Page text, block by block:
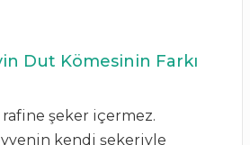
Dut Kömesinin Farkı
rafine şeker içermez.
kendi şekeriyle